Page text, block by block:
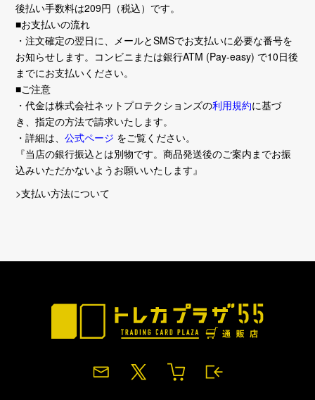
後払い手数料は209円（税込）です。
■お支払いの流れ
・注文確定の翌日に、メールとSMSでお支払いに必要な番号を
お知らせします。コンビニまたは銀行ATM (Pay-easy) で10日後
までにお支払いください。
■ご注意
・代金は株式会社ネットプロテクションズの利用規約に基づ
き、指定の方法で請求いたします。
・詳細は、公式ページ をご覧ください。
『当店の銀行振込とは別物です。商品発送後のご案内までお振
込みいただかないようお願いいたします』
>支払い方法について